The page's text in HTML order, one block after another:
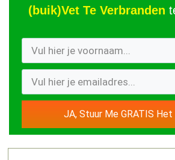
(buik)Vet Te Verbranden
JA, Stuur Me GRATIS Het